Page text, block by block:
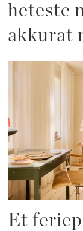
heteste
akkurat
Et